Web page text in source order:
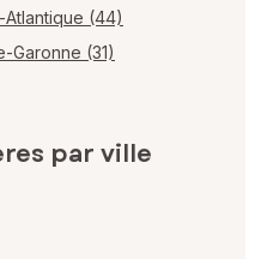
(44)
Garonne (31)
par ville